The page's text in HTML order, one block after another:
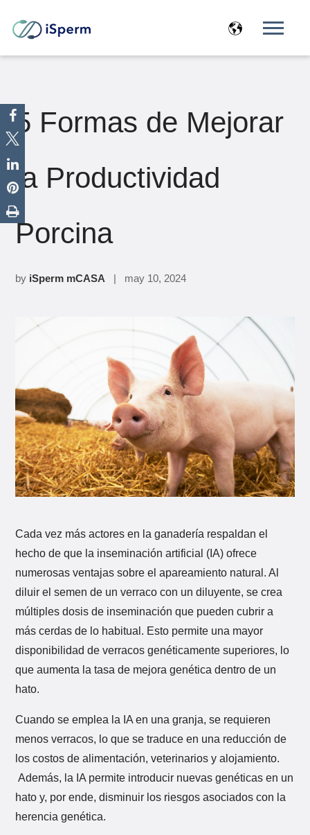
5 Formas de Mejorar
la Productividad
Porcina
by iSperm mCASA | may 10, 2024
Cada vez más actores en la ganadería respaldan el
hecho de que la inseminación artificial (IA) ofrece
numerosas ventajas sobre el apareamiento natural. Al
diluir el semen de un verraco con un diluyente, se crea
múltiples dosis de inseminación que pueden cubrir a
más cerdas de lo habitual. Esto permite una mayor
disponibilidad de verracos genéticamente superiores, lo
que aumenta la tasa de mejora genética dentro de un
hato.
Cuando se emplea la IA en una granja, se requieren
menos verracos, lo que se traduce en una reducción de
los costos de alimentación, veterinarios y alojamiento.
Además, la IA permite introducir nuevas genéticas en un
hato y, por ende, disminuir los riesgos asociados con la
herencia genética.